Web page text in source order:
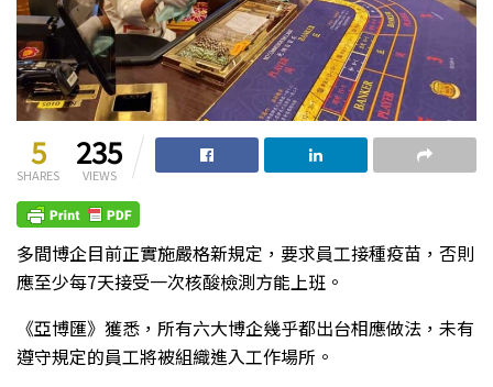
5
SHARES
235
VIEWS
多間博企目前正實施嚴格新規定，要求員工接種疫苗，否則
應至少每7天接受一次核酸檢測方能上班。
《亞博匯》獲悉，所有六大博企幾乎都出台相應做法，未有
遵守規定的員工將被組織進入工作場所。